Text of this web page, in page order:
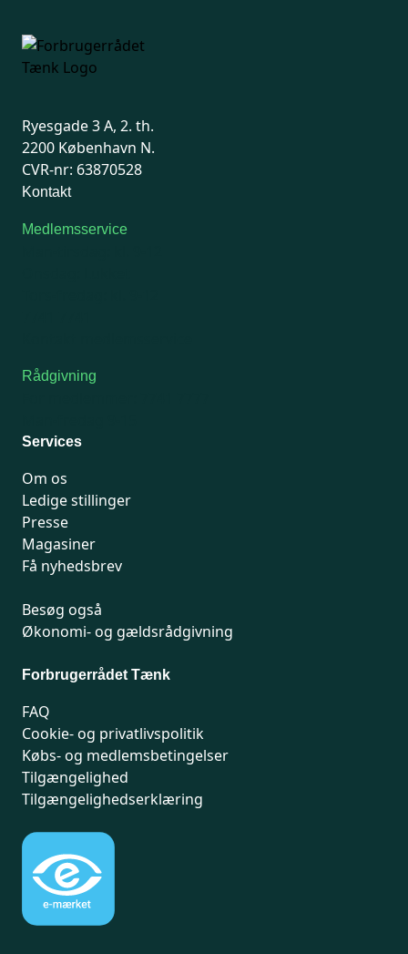
Ryesgade 3 A, 2. th.
2200 København N.
CVR-nr: 63870528
Kontakt
Medlemsservice
Rådgivning
Services
Om os
Ledige stillinger
Presse
Magasiner
Få nyhedsbrev
Besøg også
Økonomi- og gældsrådgivning
Forbrugerrådet Tænk
FAQ
Cookie- og privatlivspolitik
Købs- og medlemsbetingelser
Tilgængelighed
Tilgængelighedserklæring